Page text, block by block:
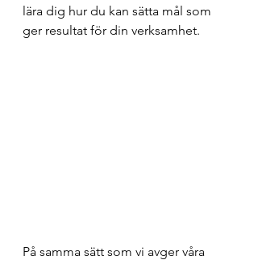
lära dig hur du kan sätta mål som
ger resultat för din verksamhet.
På samma sätt som vi avger våra